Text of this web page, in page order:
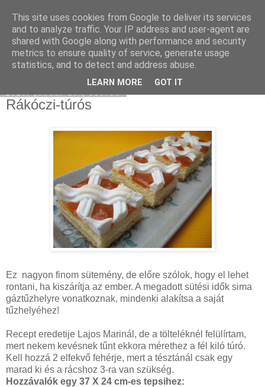
Moha Konyha
Rákóczi-túrós
Ez nagyon finom sütemény, de előre szólok, hogy el lehet
rontani, ha kiszárítja az ember. A megadott sütési idők sima
gáztűzhelyre vonatkoznak, mindenki alakítsa a saját
tűzhelyéhez!
Recept eredetije Lajos Marinál, de a tölteléknél felülírtam,
mert nekem kevésnek tűnt ekkora mérethez a fél kiló túró.
Kell hozzá 2 elfekvő fehérje, mert a tésztánál csak egy
marad ki és a rácshoz 3-ra van szükség.
Hozzávalók egy 37 X 24 cm-es tepsihez:
This site uses cookies from Google to deliver its services
and to analyze traffic. Your IP address and user-agent are
shared with Google along with performance and security
metrics to ensure quality of service, generate usage
statistics, and to detect and address abuse.
LEARN MORE GOT IT